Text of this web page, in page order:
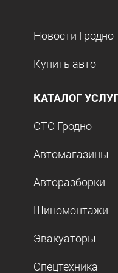
Новости Гродно
Купить авто
КАТАЛОГ
СТО Гродно
Автомагазины
Авторазборки
Шиномонтажи
Эвакуаторы
Спецтехника